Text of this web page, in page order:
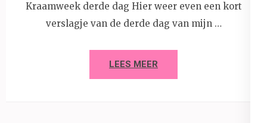
Kraamweek derde dag Hier weer even een kort
verslagje van de derde dag van mijn …
LEES MEER